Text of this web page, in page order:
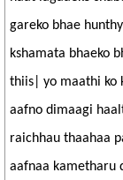
gareko bhae
kshamata bhaeko
thiis| yo maathi ko
aafno dimaagi
raichhau thaahaa
aafnaa kametharu